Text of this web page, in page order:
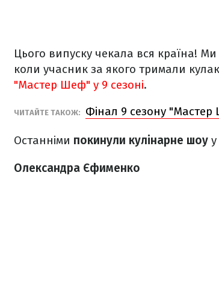
Цього випуску чекала вся країна!
коли учасник за якого тримали
"Мастер Шеф" у 9 сезоні.
ЧИТАЙТЕ ТАКОЖ: Фінал 9 сезону
Останніми покинули кулінарне шоу
Олександра Єфименко